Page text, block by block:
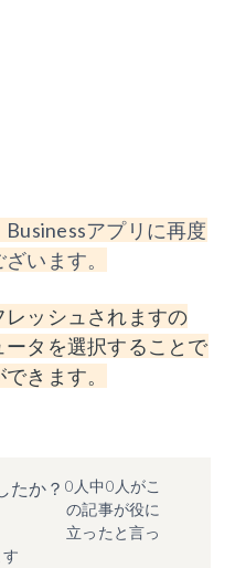
アプリに再度
います。
ッシュされますの
タを選択することで
きます。
たか？ 0人中0人がこ
の記事が役に
立ったと言っ